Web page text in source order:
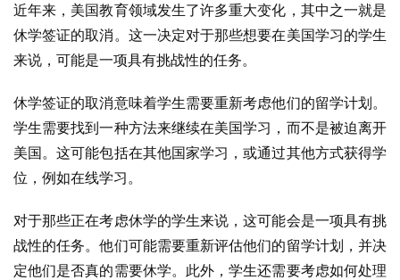
近年来，美国教育领域发生了许多重大变化，其中之一就是
休学签证的取消。这一决定对于那些想要在美国学习的学生
来说，可能是一项具有挑战性的任务。
休学签证的取消意味着学生需要重新考虑他们的留学计划。
学生需要找到一种方法来继续在美国学习，而不是被迫离开
美国。这可能包括在其他国家学习，或通过其他方式获得学
位，例如在线学习。
对于那些正在考虑休学的学生来说，这可能会是一项具有挑
战性的任务。他们可能需要重新评估他们的留学计划，并决
定他们是否真的需要休学。此外，学生还需要考虑如何处理